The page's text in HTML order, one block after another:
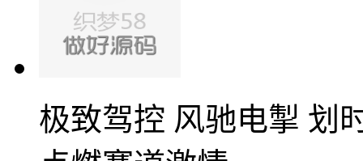
极致驾控 风驰电掣 划